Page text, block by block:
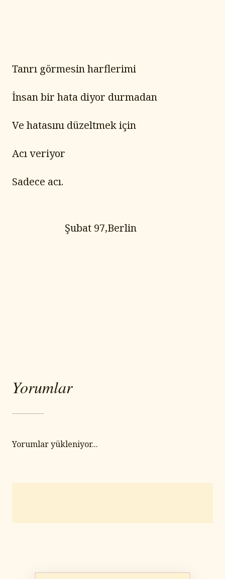
Tanrı görmesin harflerimi
İnsan bir hata diyor durmadan
Ve hatasını düzeltmek için
Acı veriyor
Sadece acı.
                     Şubat 97,Berlin
Yorumlar
Yorumlar yükleniyor...